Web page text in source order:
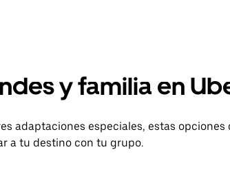
y familia en
adaptaciones especiales, estas opciones
a tu destino con tu grupo.